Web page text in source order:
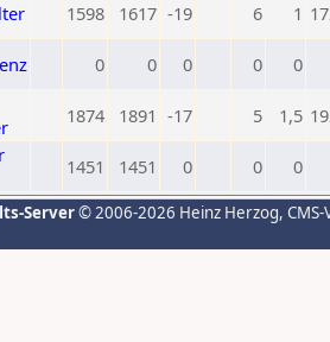
1598 1617 -19 6 1
0 0 0 0 0
1874 1891 -17 5 1,5
1451 1451 0 0 0
Server© 2006-2026 Heinz Herzog,